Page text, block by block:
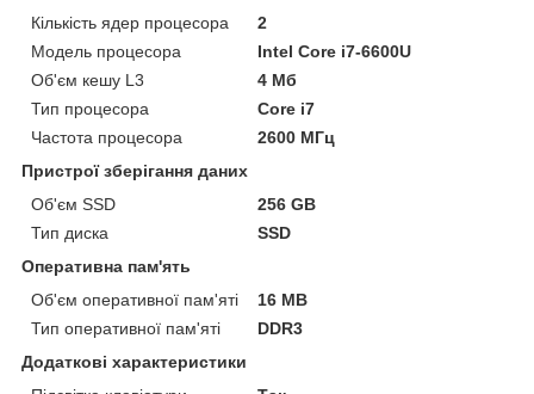
Кількість ядер процесора
2
Модель процесора
Intel Core i7-6600U
Об'єм кешу L3
4 Мб
Тип процесора
Core i7
Частота процесора
2600 МГц
Пристрої зберігання даних
Об'єм SSD
256 GB
Тип диска
SSD
Оперативна пам'ять
Об'єм оперативної пам'яті
16 MB
Тип оперативної пам'яті
DDR3
Додаткові характеристики